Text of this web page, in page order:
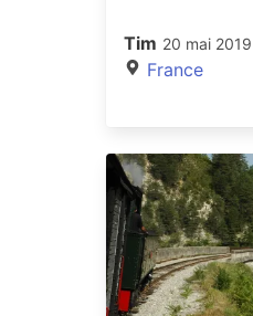
Tim 20 mai 2019
France